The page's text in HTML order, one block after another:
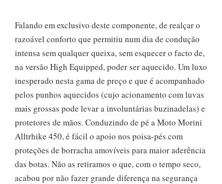
Falando em exclusivo deste componente, de realçar o
razoável conforto que permitiu num dia de condução
intensa sem qualquer queixa, sem esquecer o facto de,
na versão High Equipped, poder ser aquecido. Um luxo
inesperado nesta gama de preço e que é acompanhado
pelos punhos aquecidos (cujo acionamento com luvas
mais grossas pode levar a involuntárias buzinadelas) e
protetores de mãos. Conduzindo de pé a Moto Morini
Alltrhike 450, é fácil o apoio nos poisa-pés com
proteções de borracha amovíveis para maior aderência
das botas. Não as retiramos o que, com o tempo seco,
acabou por não fazer grande diferença na segurança